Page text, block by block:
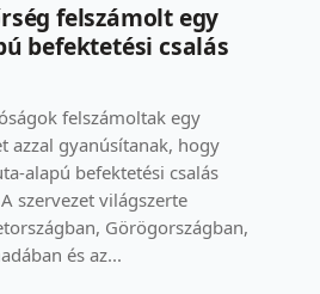
felszámolt egy
befektetési csalás
felszámoltak egy
azzal gyanúsítanak, hogy
alapú befektetési csalás
szervezet világszerte
Görögországban,
és az...